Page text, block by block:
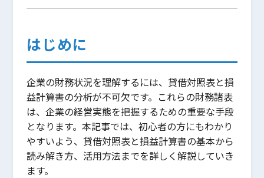
はじめに
企業の財務状況を理解するには、貸借対照表と損
益計算書の分析が不可欠です。これらの財務諸表
は、企業の経営実態を把握するための重要な手段
となります。本記事では、初心者の方にもわかり
やすいよう、貸借対照表と損益計算書の基本から
読み解き方、活用方法までを詳しく解説していき
ます。